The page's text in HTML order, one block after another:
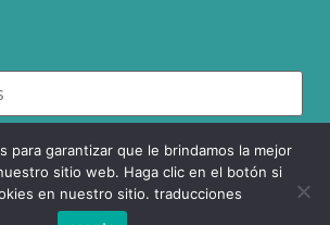
para garantizar que le brindamos la mejor
sitio web. Haga clic en el botón si
en nuestro sitio. traducciones